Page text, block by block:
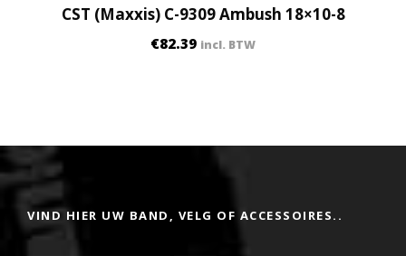
CST (Maxxis) C-9309 Ambush 18×10-8
€82.39 incl. BTW
VIND HIER UW BAND, VELG OF ACCESSOIRES..